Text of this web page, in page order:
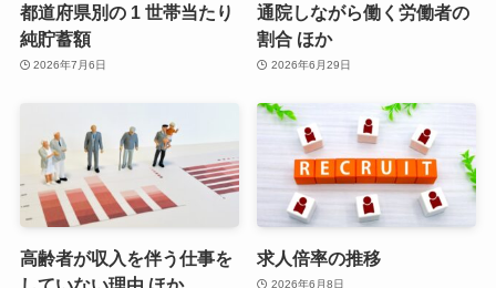
都道府県別の 1 世帯当たり
純貯蓄額
2026年7月6日
通院しながら働く労働者の
割合 ほか
2026年6月29日
高齢者が収入を伴う仕事を
求人倍率の推移
2026年6月8日